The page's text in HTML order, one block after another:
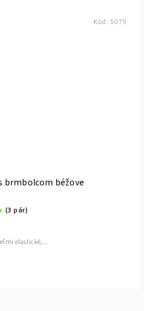
brmbolcom béžove
(3 pár)
elastické,...
Kód: 5079